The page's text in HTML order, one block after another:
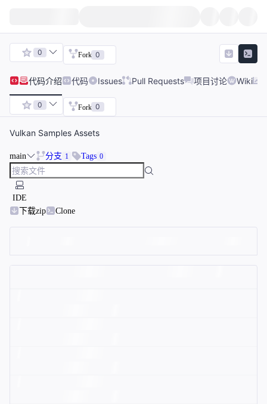
0 Fork 0
代码介绍 代码 Issues Pull Requests 项目讨论 Wiki
0 Fork 0
Vulkan Samples Assets
main 分支 1 Tags 0
IDE
下载zip
Clone